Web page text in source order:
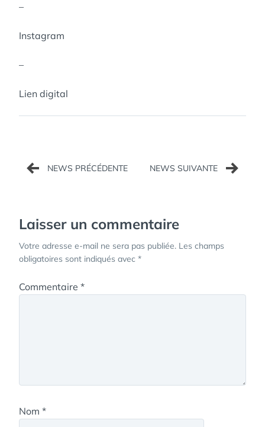
–
Instagram
–
Lien digital
Navigation
de
Laisser un commentaire
Votre adresse e-mail ne sera pas publiée. Les champs
obligatoires sont indiqués avec *
Commentaire *
Nom *